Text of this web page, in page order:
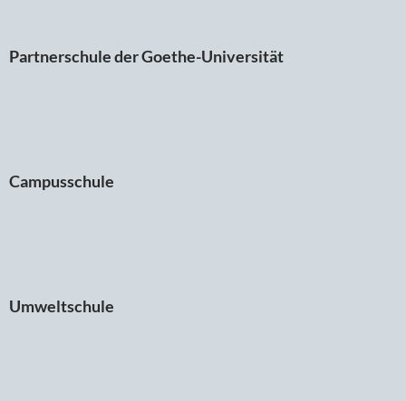
Partnerschule der Goethe-Universität
Campusschule
Umweltschule